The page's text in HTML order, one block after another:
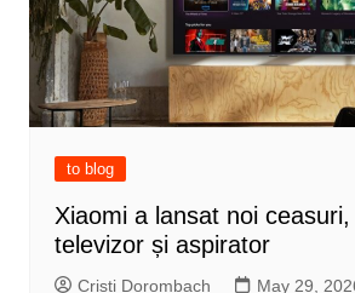
to blog
Xiaomi a lansat noi ceasuri,
televizor și aspirator
Cristi Dorombach May 29,